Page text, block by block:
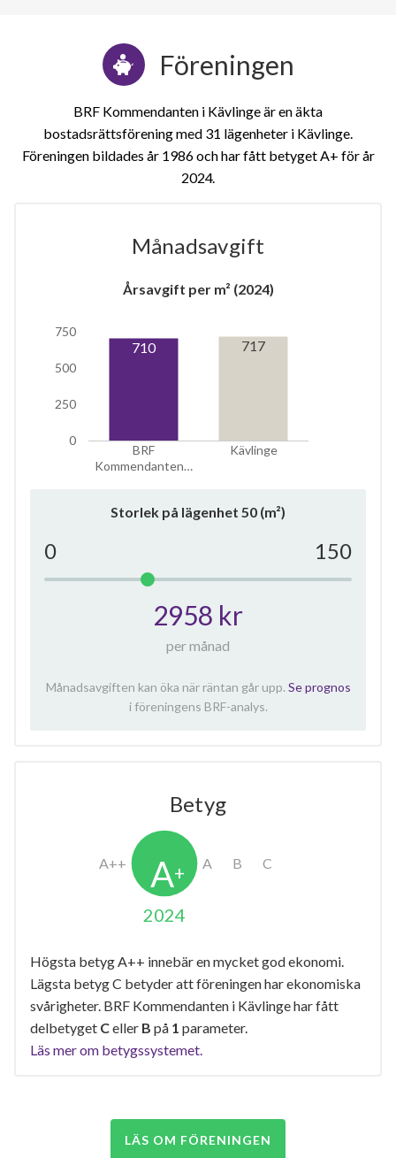
Föreningen
BRF Kommendanten i Kävlinge är en äkta
bostadsrättsförening med 31 lägenheter i Kävlinge.
Föreningen bildades år 1986 och har fått betyget A+ för år
2024
Månadsavgift
Årsavgift per m² (2024)
BRF
Kommendanten…
Kävlinge
0
250
500
750
710 717
Storlek på lägenhet 50 (m²)
0 150
2958 kr
per månad
Månadsavgiften kan öka när räntan går upp. Se prognos
i föreningens BRF-analys.
Betyg
2024
Högsta betyg A++ innebär en mycket god ekonomi.
Lägsta betyg C betyder att föreningen har ekonomiska
svårigheter. BRF Kommendanten i Kävlinge har fått
delbetyget Celler B på 1 parameter.
Läs mer om betygssystemet.
LÄS OM FÖRENINGEN